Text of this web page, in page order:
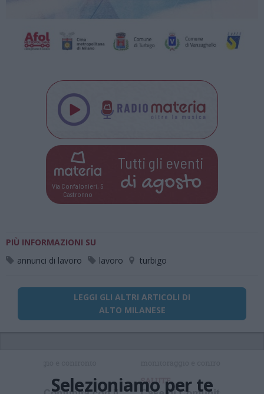
Via Confalonieri, 5
Castronno
Tutti gli eventi
di agosto
PIÙ INFORMAZIONI SU
annunci di lavoro
lavoro turbigo
LEGGI GLI ALTRI ARTICOLI DI
ALTO MILANESE
Selezioniamo per te